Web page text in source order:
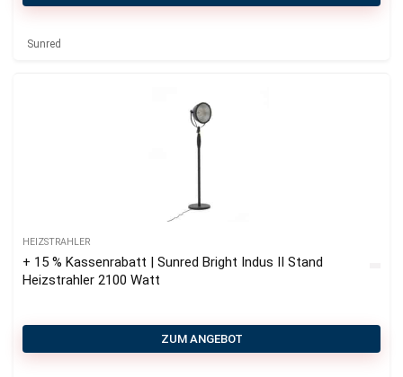
Sunred
HEIZSTRAHLER
+ 15 % Kassenrabatt | Sunred Bright Indus II Stand
Heizstrahler 2100 Watt
ZUM ANGEBOT